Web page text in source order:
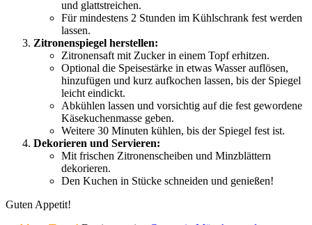
und glattstreichen.
Für mindestens 2 Stunden im Kühlschrank fest werden
lassen.
Zitronenspiegel herstellen:
Zitronensaft mit Zucker in einem Topf erhitzen.
Optional die Speisestärke in etwas Wasser auflösen,
hinzufügen und kurz aufkochen lassen, bis der Spiegel
leicht eindickt.
Abkühlen lassen und vorsichtig auf die fest gewordene
Käsekuchenmasse geben.
Weitere 30 Minuten kühlen, bis der Spiegel fest ist.
Dekorieren und Servieren:
Mit frischen Zitronenscheiben und Minzblättern
dekorieren.
Den Kuchen in Stücke schneiden und genießen!
Guten Appetit!